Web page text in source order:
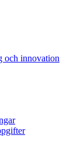
och innovation